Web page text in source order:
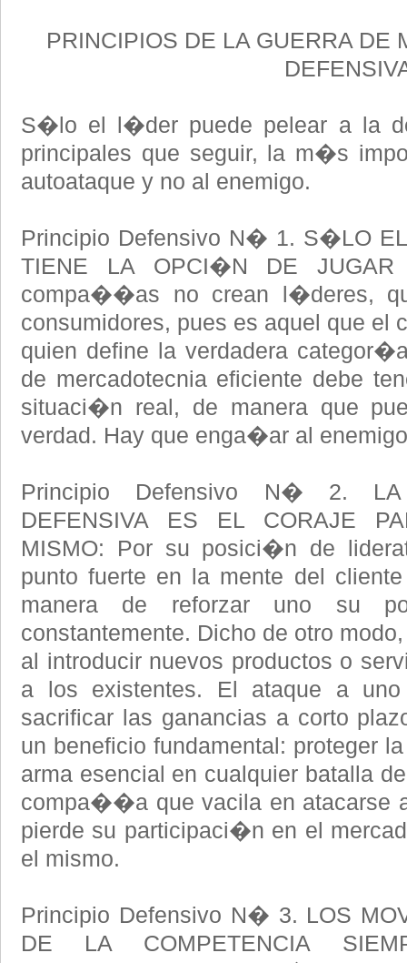
PRINCIPIOS DE LA GUERRA DE
S�lo el l�der puede pelear a la
principales que seguir, la m�s
autoataque y no al enemigo.
Principio Defensivo N� 1. S�LO
TIENE LA OPCI�N DE
compa��as no crean l�deres,
consumidores, pues es aquel que el
quien define la verdadera
de mercadotecnia eficiente debe
situaci�n real, de manera que
verdad. Hay que enga�ar al
Principio Defensivo N� 2. LA
DEFENSIVA ES EL CORAJE
MISMO: Por su posici�n de
punto fuerte en la mente del
manera de reforzar uno su
constantemente. Dicho de otro
al introducir nuevos productos o
a los existentes. El ataque a
sacrificar las ganancias a corto
un beneficio fundamental: proteger
arma esencial en cualquier batalla
compa��a que vacila en atacarse
pierde su participaci�n en el
el mismo.
Principio Defensivo N� 3. LOS
DE LA COMPETENCIA